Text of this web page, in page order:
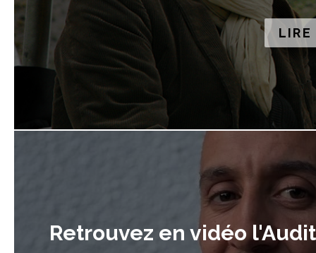
Retrouvez en vidéo